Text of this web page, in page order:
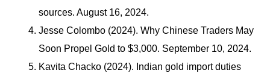
sources. August 16, 2024.
Jesse Colombo (2024). Why Chinese Traders May
Soon Propel Gold to $3,000. September 10, 2024.
Kavita Chacko (2024). Indian gold import duties